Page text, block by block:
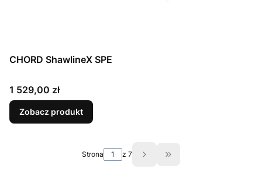
CHORD ShawlineX SPE
Cena
1 529,00 zł
Zobacz produkt
Strona z 7 Przejdź do ostatniej